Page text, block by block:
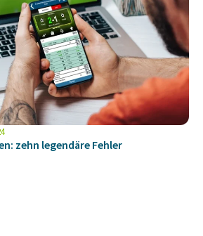
zehn legendäre Fehler